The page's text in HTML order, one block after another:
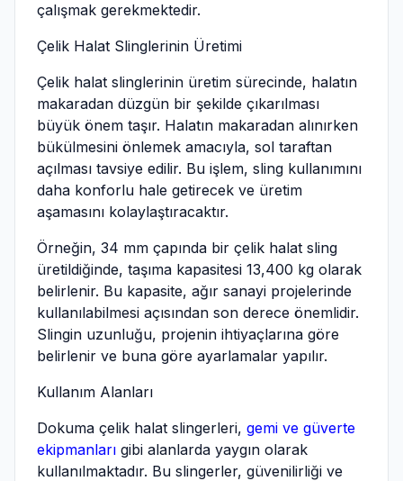
çalışmak gerekmektedir.
Çelik Halat Slinglerinin Üretimi
Çelik halat slinglerinin üretim sürecinde, halatın
makaradan düzgün bir şekilde çıkarılması
büyük önem taşır. Halatın makaradan alınırken
bükülmesini önlemek amacıyla, sol taraftan
açılması tavsiye edilir. Bu işlem, sling kullanımını
daha konforlu hale getirecek ve üretim
aşamasını kolaylaştıracaktır.
Örneğin, 34 mm çapında bir çelik halat sling
üretildiğinde, taşıma kapasitesi 13,400 kg olarak
belirlenir. Bu kapasite, ağır sanayi projelerinde
kullanılabilmesi açısından son derece önemlidir.
Slingin uzunluğu, projenin ihtiyaçlarına göre
belirlenir ve buna göre ayarlamalar yapılır.
Kullanım Alanları
Dokuma çelik halat slingerleri, gemi ve güverte
ekipmanları gibi alanlarda yaygın olarak
kullanılmaktadır. Bu slingerler, güvenilirliği ve